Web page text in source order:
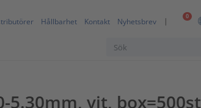
0
Hållbarhet Kontakt Nyhetsbrev
5.30mm, vit, box=500st